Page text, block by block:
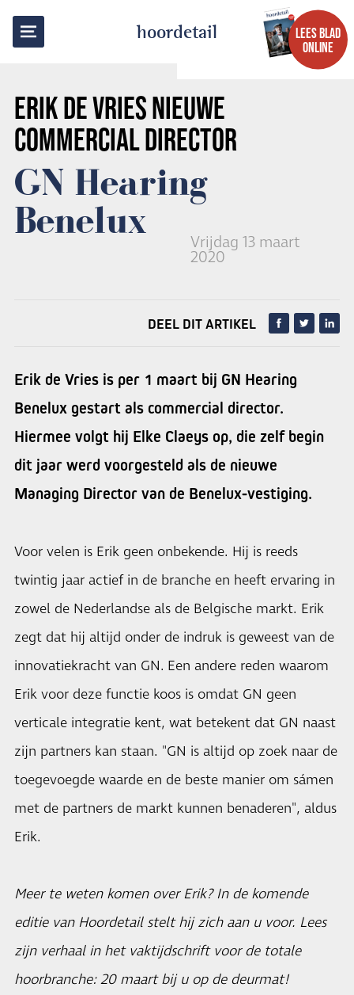
hoordetail
LEES BLAD
ONLINE
ERIK DE VRIESNIEUWE
COMMERCIAL DIRECTOR
GN Hearing
Benelux
Vrijdag 13 maart
2020
TERUG NAAR OVERZICHT
DEEL DIT ARTIKEL
Erik de Vries is per 1 maart bij GN Hearing
Benelux gestart als commercial director.
Hiermee volgt hij Elke Claeys op, die zelf begin
dit jaar werd voorgesteld als de nieuwe
Managing Director van de Benelux-vestiging.
Voor velen is Erik geen onbekende. Hij is reeds
twintig jaar actief in de branche en heeft ervaring in
zowel de Nederlandse als de Belgische markt. Erik
zegt dat hij altijd onder de indruk is geweest van de
innovatiekracht van GN. Een andere reden waarom
Erik voor deze functie koos is omdat GN geen
verticale integratie kent, wat betekent dat GN naast
zijn partners kan staan. "GN is altijd op zoek naar de
toegevoegde waarde en de beste manier om sámen
met de partners de markt kunnen benaderen", aldus
Erik.
Meer te weten komen over Erik? In de komende
editie van Hoordetail stelt hij zich aan u voor. Lees
zijn verhaal in het vaktijdschrift voor de totale
hoorbranche: 20 maart bij u op de deurmat!